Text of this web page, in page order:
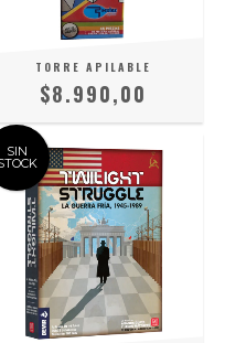
TORRE APILABLE
$8.990,00
SIN